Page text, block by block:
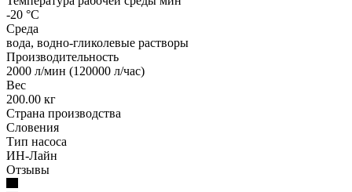
-20 °С
Среда
вода, водно-гликолевые растворы
Производительность
2000 л/мин (120000 л/час)
Вес
200.00 кг
Страна производства
Словения
Тип насоса
ИН-Лайн
Отзывы